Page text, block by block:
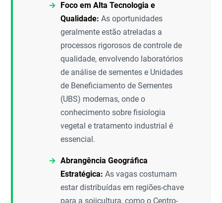
Foco em Alta Tecnologia e
Qualidade: As oportunidades
geralmente estão atreladas a
processos rigorosos de controle de
qualidade, envolvendo laboratórios
de análise de sementes e Unidades
de Beneficiamento de Sementes
(UBS) modernas, onde o
conhecimento sobre fisiologia
vegetal e tratamento industrial é
essencial.
Abrangência Geográfica
Estratégica: As vagas costumam
estar distribuídas em regiões-chave
para a sojicultura, como o Centro-